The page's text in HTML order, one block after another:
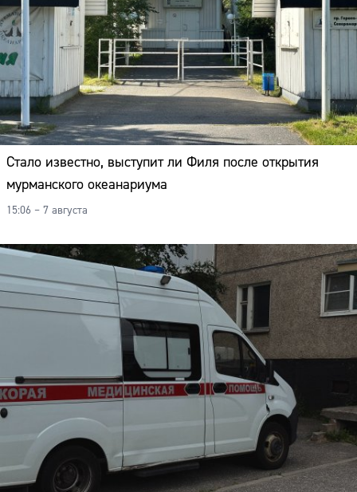
Стало известно, выступит ли Филя после открытия
мурманского океанариума
15:06 – 7 августа